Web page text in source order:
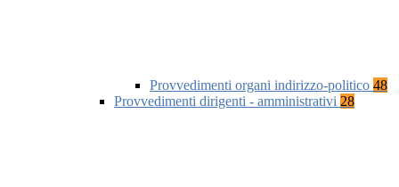
Provvedimenti organi indirizzo-politico 48
Provvedimenti dirigenti - amministrativi 28